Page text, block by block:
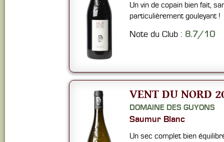
Un vin de copain bien fait,
particulièrement gouleyant !
Note du Club : 8.7/10
VENT DU NORD
DOMAINE DES GUYONS
Saumur Blanc
Un sec complet bien